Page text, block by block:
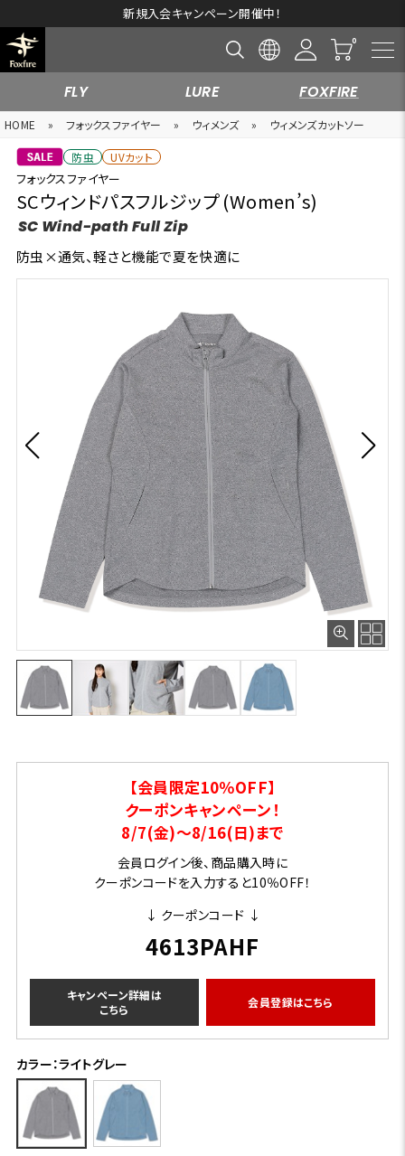
新規入会キャンペーン開催中！
FLY LURE FOXFIRE
HOME » フォックスファイヤー » ウィメンズ » ウィメンズカットソー
防虫 UVカット
フォックスファイヤー
SCウィンドパスフルジップ (Women’s)
SC Wind-path Full Zip
防虫×通気、軽さと機能で夏を快適に
【会員限定10％OFF】
クーポンキャンペーン！
8/7(金)～8/16(日)まで
会員ログイン後、商品購入時に
クーポンコードを入力すると10％OFF！
↓ クーポンコード ↓
4613PAHF
キャンペーン詳細は
こちら
会員登録はこちら
カラー：ライトグレー